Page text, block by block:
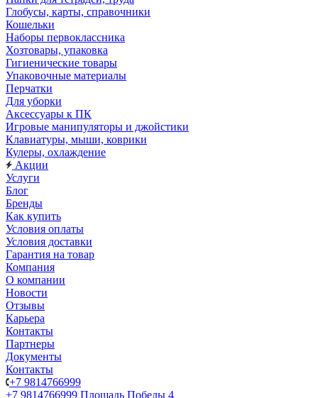
Глобусы, карты, справочники
Кошельки
Наборы первоклассника
Хозтовары, упаковка
Гигиенические товары
Упаковочные материалы
Перчатки
Для уборки
Аксессуары к ПК
Игровые манипуляторы и джойстики
Клавиатуры, мыши, коврики
Кулеры, охлаждение
Акции
Услуги
Блог
Бренды
Как купить
Условия оплаты
Условия доставки
Гарантия на товар
Компания
О компании
Новости
Отзывы
Карьера
Контакты
Партнеры
Документы
Контакты
+7 9814766999
+7 9814766999 Площадь Победы 4